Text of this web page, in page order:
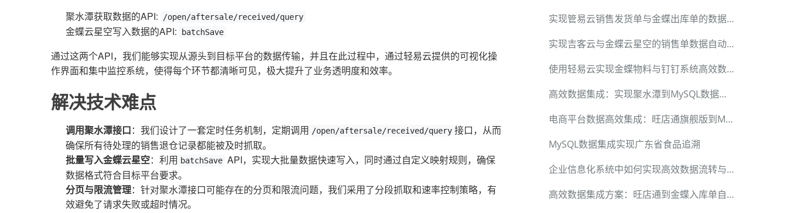
聚水潭获取数据的API:
/open/aftersale/received/query
金蝶云星空写入数据的API: batchSave
通过这两个API，我们能够实现从源头到目标平台的数据传输，并且在此过程中，通过轻易云提供的可视化操
作界面和集中监控系统，使得每个环节都清晰可见，极大提升了业务透明度和效率。
解决技术难点
调用聚水潭接口：我们设计了一套定时任务机制，定期调用 /open/aftersale/received/query 接口，从而
确保所有待处理的销售退仓记录都能被及时抓取。
批量写入金蝶云星空：利用 batchSave API，实现大批量数据快速写入，同时通过自定义映射规则，确保
数据格式符合目标平台要求。
分页与限流管理：针对聚水潭接口可能存在的分页和限流问题，我们采用了分段抓取和速率控制策略，有
效避免了请求失败或超时情况。
实现管易云销售发货单与金蝶出库单的数据同步
实现吉客云与金蝶云星空的销售单数据自动化集成
使用轻易云实现金蝶物料与钉钉系统高效数据集成
高效数据集成：实现聚水潭到MySQL数据迁移
电商平台数据高效集成：旺店通旗舰版到MySQL方案解析
MySQL数据集成实现广东省食品追溯
企业信息化系统中如何实现高效数据流转与对接
高效数据集成方案：旺店通到金蝶入库单自动化处理